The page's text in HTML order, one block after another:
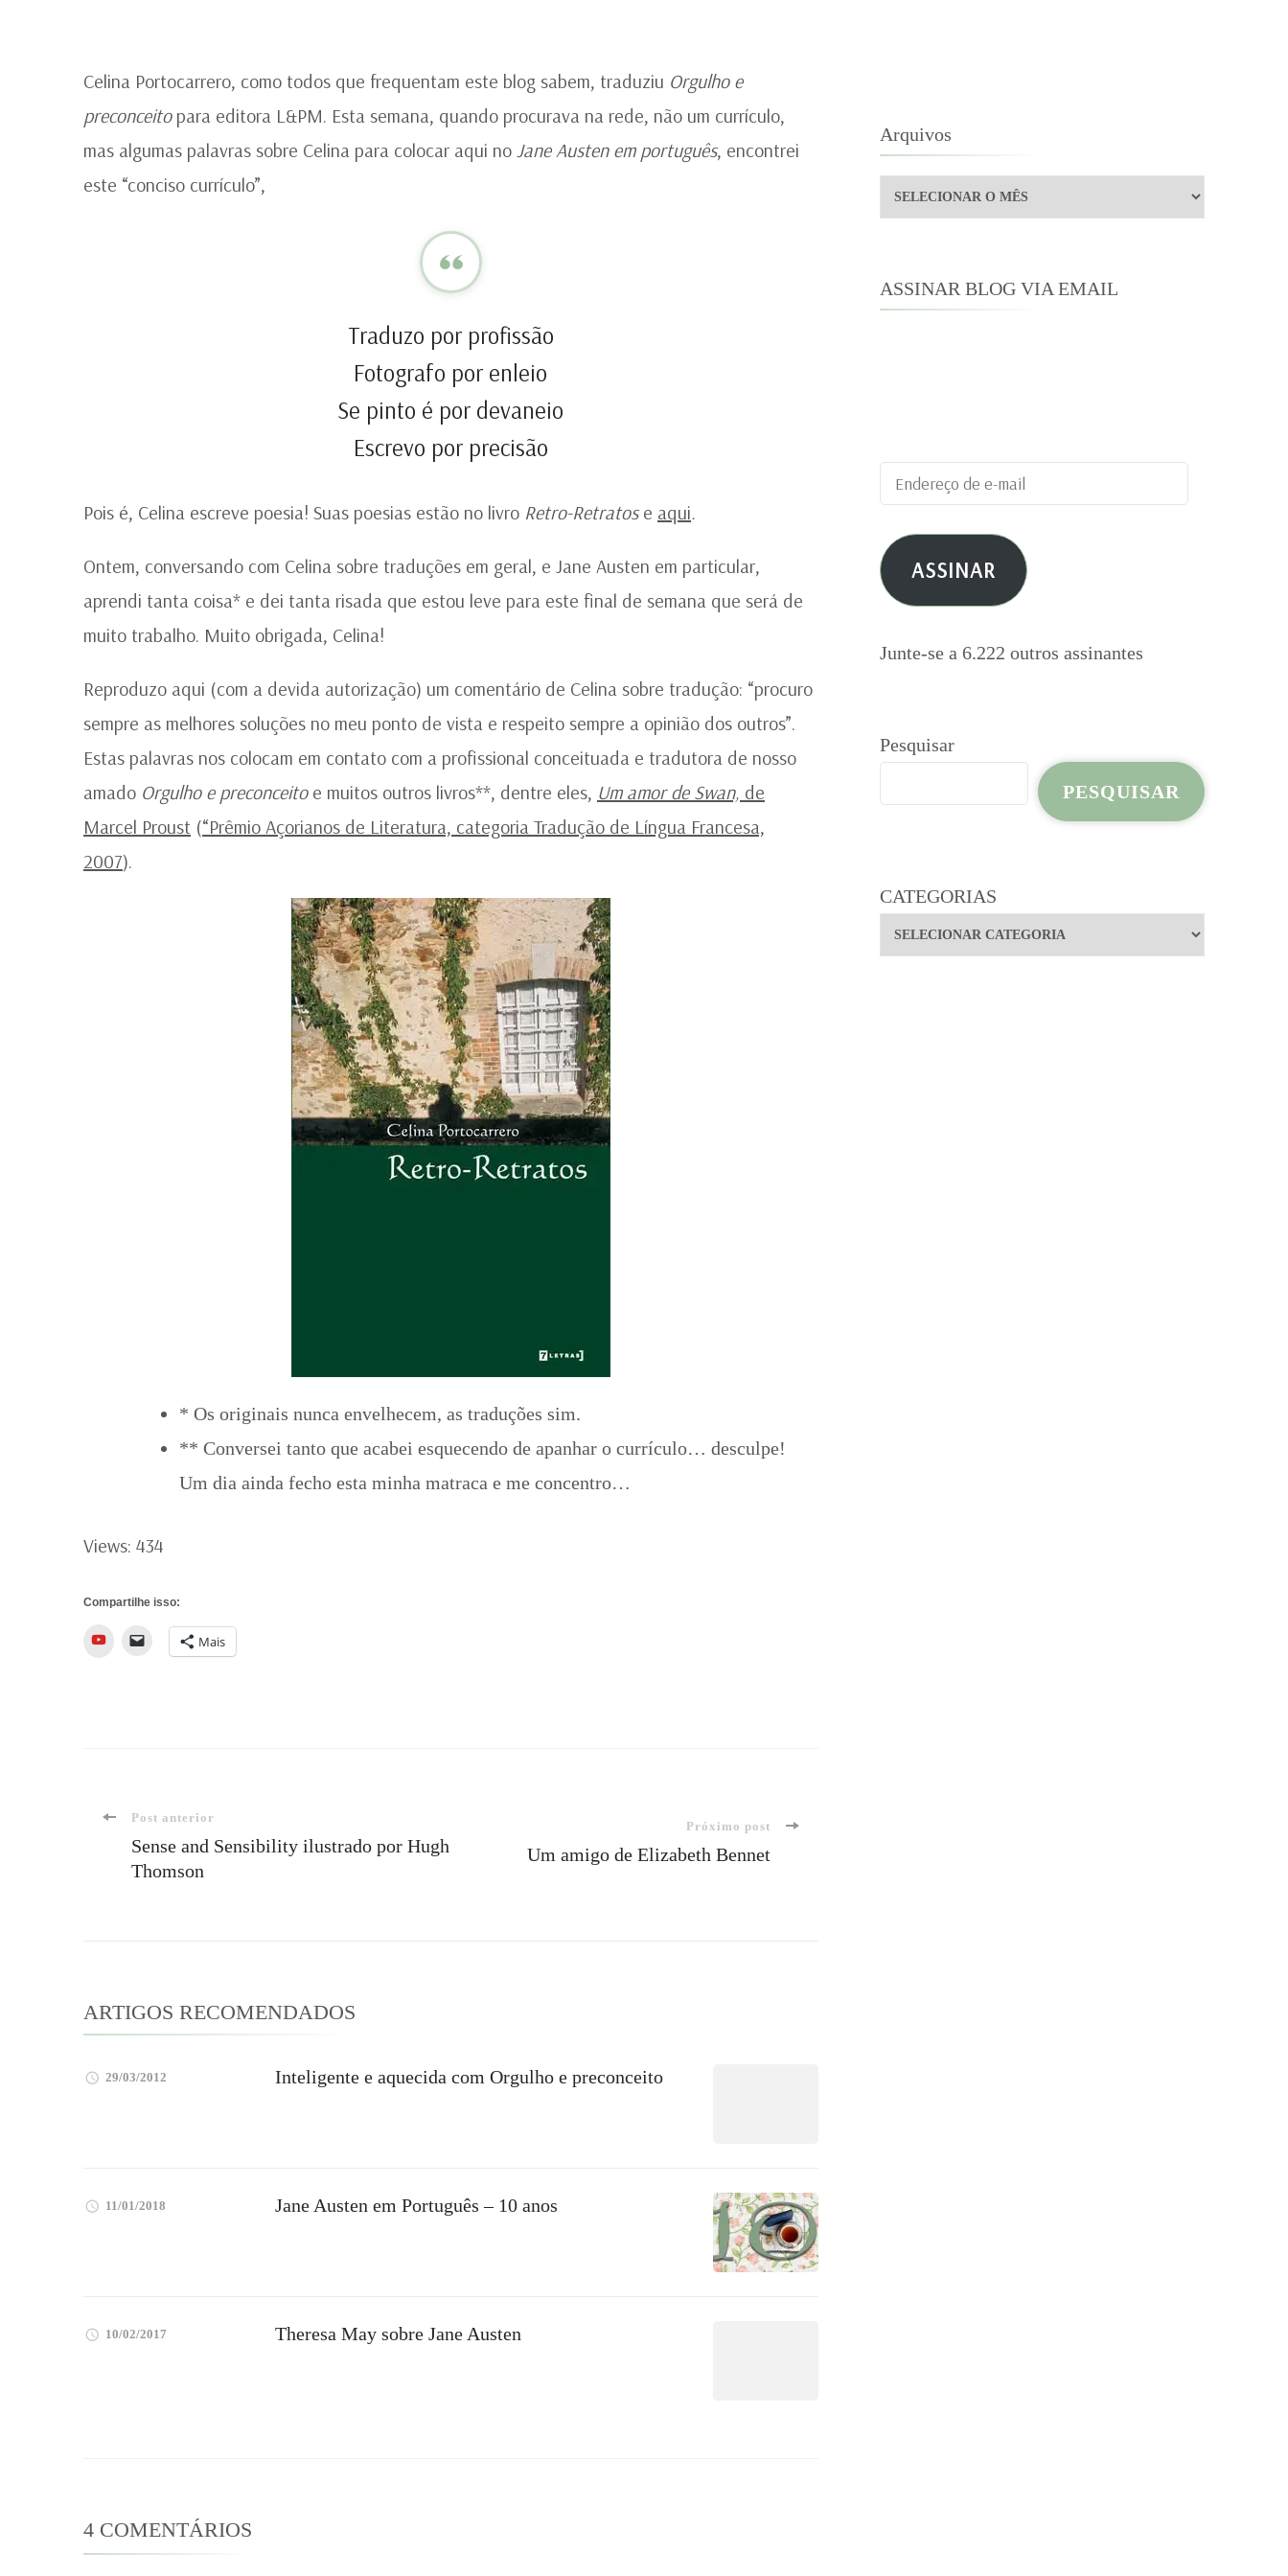
Celina Portocarrero, como todos que frequentam este blog sabem, traduziu Orgulho e
preconceitopara editora L&PM. Esta semana, quando procurava na rede, não um currículo,
mas algumas palavras sobre Celina para colocar aqui no Jane Austen em português, encontrei
este “conciso currículo”,
Traduzo por profissão
Fotografo por enleio
Se pinto é por devaneio
Escrevo por precisão
Pois é, Celina escreve poesia! Suas poesias estão no livro Retro-Retratose aqui.
Ontem, conversando com Celina sobre traduções em geral, e Jane Austen em particular,
aprendi tanta coisa* e dei tanta risada que estou leve para este final de semana que será de
muito trabalho. Muito obrigada, Celina!
Reproduzo aqui (com a devida autorização) um comentário de Celina sobre tradução: “procuro
sempre as melhores soluções no meu ponto de vista e respeito sempre a opinião dos outros”.
Estas palavras nos colocam em contato com a profissional conceituada e tradutora de nosso
amado Orgulho e preconceitoe muitos outros livros**, dentre eles, Um amor de Swan, de
Marcel Proust (“Prêmio Açorianos de Literatura, categoria Tradução de Língua Francesa,
2007).
* Os originais nunca envelhecem, as traduções sim.
** Conversei tanto que acabei esquecendo de apanhar o currículo… desculpe!
Um dia ainda fecho esta minha matraca e me concentro…
Views: 434
Compartilhe isso:
YouTube Mais
Navegação
Post anterior
Sense and Sensibility ilustrado por Hugh
Thomson
Próximo post
Um amigo de Elizabeth Bennet
ARTIGOS RECOMENDADOS
29/03/2012 Inteligente e aquecida com Orgulho e preconceito
11/01/2018 Jane Austen em Português – 10 anos
10/02/2017 Theresa May sobre Jane Austen
4 COMENTÁRIOS
Arquivos
Arquivos
ASSINAR BLOG VIA EMAIL
Endereço
de
e-
mail ASSINAR
Junte-se a 6.222 outros assinantes
Pesquisar
PESQUISAR
CATEGORIAS